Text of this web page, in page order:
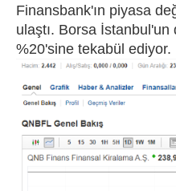
Finansbank'ın piyasa
ulaştı. Borsa
%20'sine tekabül ediyor.